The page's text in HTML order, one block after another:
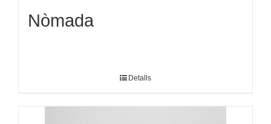
Nòmada
Detalls